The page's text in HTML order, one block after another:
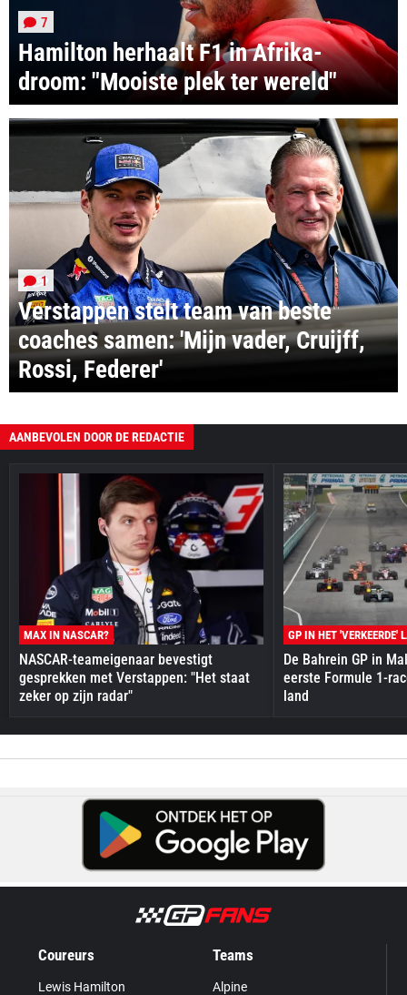
Hamilton herhaalt F1 in Afrika-
droom: "Mooiste plek ter wereld"
7
Verstappen stelt team van beste
coaches samen: 'Mijn vader, Cruijff,
Rossi, Federer'
1
AANBEVOLEN DOOR DE REDACTIE
MAX IN NASCAR?
NASCAR-teameigenaar bevestigt
gesprekken met Verstappen: "Het staat
zeker op zijn radar"
GP IN HET 'VERKEERDE'
De Bahrein GP in
eerste Formule 1-
land
Coureurs
Lewis Hamilton
Teams
Alpine